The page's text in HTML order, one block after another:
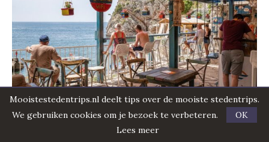
Ook al zo leuk gelegen en ontzettend sfeervol isBar Dodo
een echte beach bar, gelegen aan het Sulic strand net achter
Mooistestedentrips.nl deelt tips over de mooiste stedentrips.
We gebruiken cookies om je bezoek te verbeteren.
OK
Lees meer